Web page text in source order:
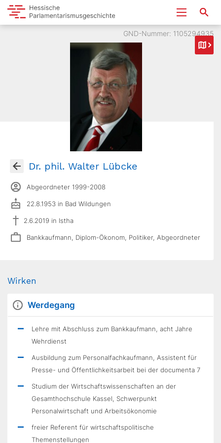
GND-Nummer: 1105294935
Dr. phil. Walter Lübcke
Abgeordneter 1999-2008
22.8.1953 in Bad Wildungen
2.6.2019 in Istha
Bankkaufmann, Diplom-Ökonom, Politiker, Abgeordneter
Wirken
Werdegang
Lehre mit Abschluss zum Bankkaufmann, acht Jahre
Wehrdienst
Ausbildung zum Personalfachkaufmann, Assistent für
Presse- und Öffentlichkeitsarbeit bei der documenta 7
Studium der Wirtschaftswissenschaften an der
Gesamthochschule Kassel, Schwerpunkt
Personalwirtschaft und Arbeitsökonomie
freier Referent für wirtschaftspolitische
Themenstellungen